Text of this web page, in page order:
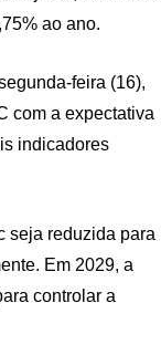
ao ano.
feira (16),
com a expectativa
indicadores
seja reduzida para
Em 2029, a
controlar a